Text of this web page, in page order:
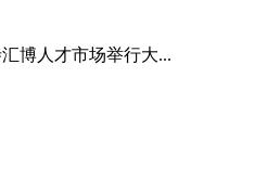
博人才市场举行大...